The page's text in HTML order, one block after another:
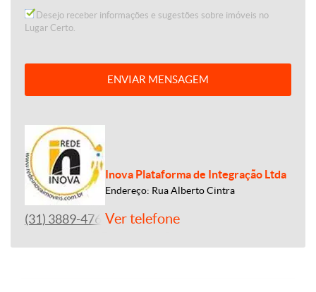
Desejo receber informações e sugestões sobre imóveis no
Lugar Certo.
ENVIAR MENSAGEM
Inova Plataforma de Integração Ltda
Endereço: Rua Alberto Cintra
(31) 3889-4765Ver telefone